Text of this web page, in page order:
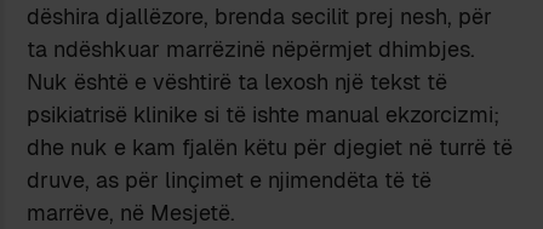
dëshira djallëzore, brenda secilit prej nesh, për
ta ndëshkuar marrëzinë nëpërmjet dhimbjes.
Nuk është e vështirë ta lexosh një tekst të
psikiatrisë klinike si të ishte manual ekzorcizmi;
dhe nuk e kam fjalën këtu për djegiet në turrë të
druve, as për linçimet e njimendëta të të
marrëve, në Mesjetë.